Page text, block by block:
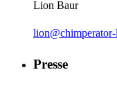
Lion Baur
Presse